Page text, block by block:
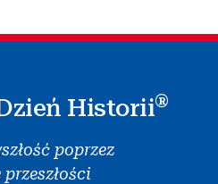
Historii®
poprzez